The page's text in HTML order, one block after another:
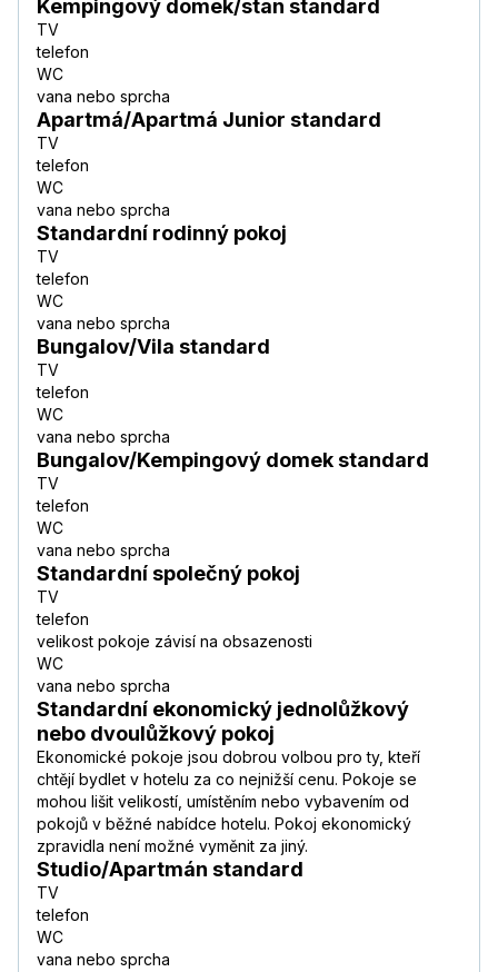
Kempingový domek/stan standard
TV
telefon
WC
vana nebo sprcha
Apartmá/Apartmá Junior standard
TV
telefon
WC
vana nebo sprcha
Standardní rodinný pokoj
TV
telefon
WC
vana nebo sprcha
Bungalov/Vila standard
TV
telefon
WC
vana nebo sprcha
Bungalov/Kempingový domek standard
TV
telefon
WC
vana nebo sprcha
Standardní společný pokoj
TV
telefon
velikost pokoje závisí na obsazenosti
WC
vana nebo sprcha
Standardní ekonomický jednolůžkový
nebo dvoulůžkový pokoj
Ekonomické pokoje jsou dobrou volbou pro ty, kteří
chtějí bydlet v hotelu za co nejnižší cenu. Pokoje se
mohou lišit velikostí, umístěním nebo vybavením od
pokojů v běžné nabídce hotelu. Pokoj ekonomický
zpravidla není možné vyměnit za jiný.
Studio/Apartmán standard
TV
telefon
WC
vana nebo sprcha